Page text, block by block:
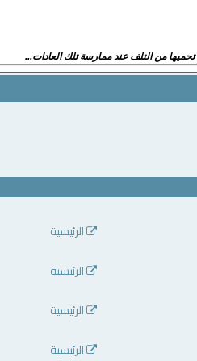
تحميها من التلف عند ممارسة تلك العادات...
الرئيسية
الرئيسية
الرئيسية
الرئيسية